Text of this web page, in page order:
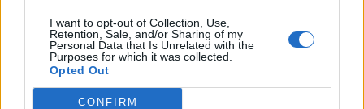
I want to opt-out of Collection, Use,
Retention, Sale, and/or Sharing of my
Personal Data that Is Unrelated with the
Purposes for which it was collected.
Opted Out
CONFIRM
Så fina bilder från ert hus som du visade tidigare i
veckan!
0 Svara